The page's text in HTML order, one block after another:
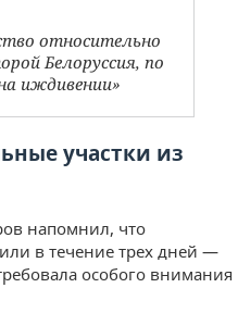
относительно
Белоруссия, по
иждивении»
участки из
напомнил, что
в течение трех дней —
особого внимания